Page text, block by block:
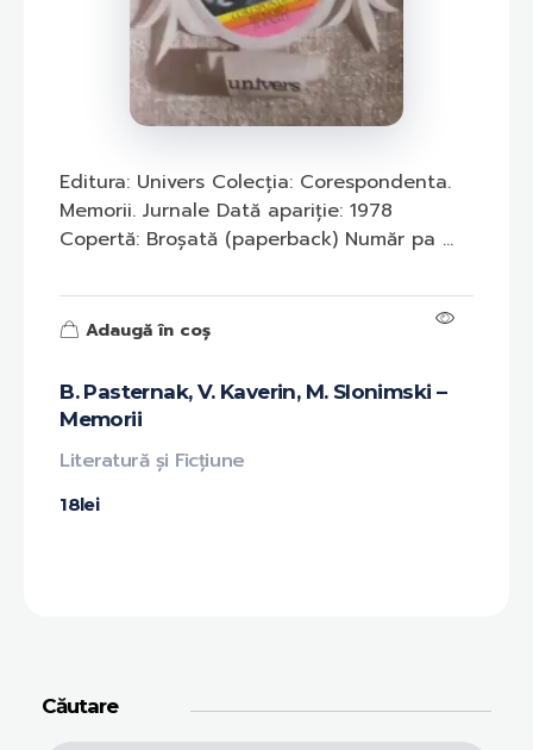
B. Pasternak, V. Kaverin, M. Slonimski –
Memorii
18lei
Literatură și Ficțiune
Editura: Univers Colecția: Corespondenta.
Memorii. Jurnale Dată apariție: 1978
Copertă: Broșată (paperback) Număr pa ...
Adaugă în coș
Căutare